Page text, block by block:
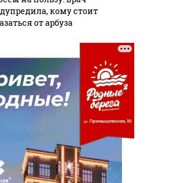
кому стоит
от арбуза